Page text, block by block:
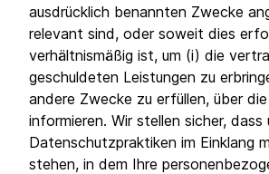
ausdrücklich benannten Zwecke
relevant sind, oder soweit dies
verhältnismäßig ist, um (i) die
geschuldeten Leistungen zu
andere Zwecke zu erfüllen, über
informieren. Wir stellen sicher, dass
Datenschutzpraktiken im Einklang
stehen, in dem Ihre